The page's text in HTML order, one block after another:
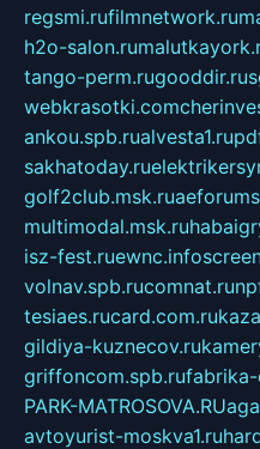
regsmi.rufilmnetwork.ru
h2o-salon.ru
tango-perm.rugooddir.ru
webkrasotki.com
ankou.spb.rualvesta1.ru
sakhatoday.ru
golf2club.msk.ru
multimodal.msk.ru
isz-fest.ruewnc.info
volnav.spb.rucomnat.ru
tesiaes.rucard.com.ru
gildiya-kuznecov.ru
griffoncom.spb.rufabrika-
PARK-MATROSOVA.RU
avtoyurist-moskva1.ru